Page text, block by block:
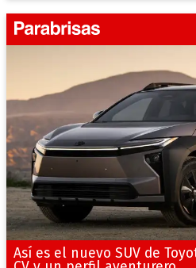
Así es el nuevo SUV de